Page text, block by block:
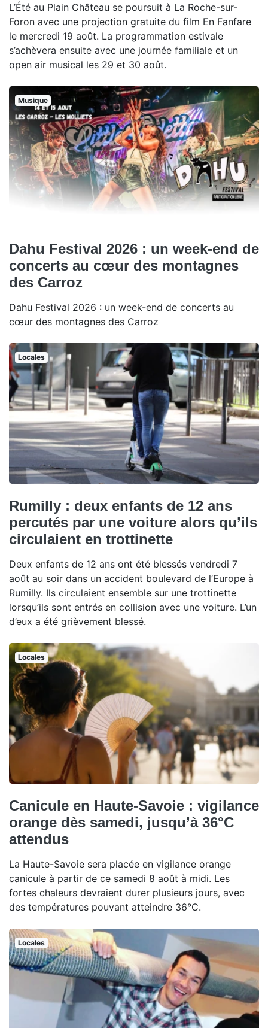
L’Été au Plain Château se poursuit à La Roche-sur-
Foron avec une projection gratuite du film En Fanfare
le mercredi 19 août. La programmation estivale
s’achèvera ensuite avec une journée familiale et un
open air musical les 29 et 30 août.
Musique
Dahu Festival 2026 : un week-end de
concerts au cœur des montagnes
des Carroz
Dahu Festival 2026 : un week-end de concerts au
cœur des montagnes des Carroz
Locales
Rumilly : deux enfants de 12 ans
percutés par une voiture alors qu’ils
circulaient en trottinette
Deux enfants de 12 ans ont été blessés vendredi 7
août au soir dans un accident boulevard de l’Europe à
Rumilly. Ils circulaient ensemble sur une trottinette
lorsqu’ils sont entrés en collision avec une voiture. L’un
d’eux a été grièvement blessé.
Locales
Canicule en Haute-Savoie : vigilance
orange dès samedi, jusqu’à 36°C
attendus
La Haute-Savoie sera placée en vigilance orange
canicule à partir de ce samedi 8 août à midi. Les
fortes chaleurs devraient durer plusieurs jours, avec
des températures pouvant atteindre 36°C.
Locales